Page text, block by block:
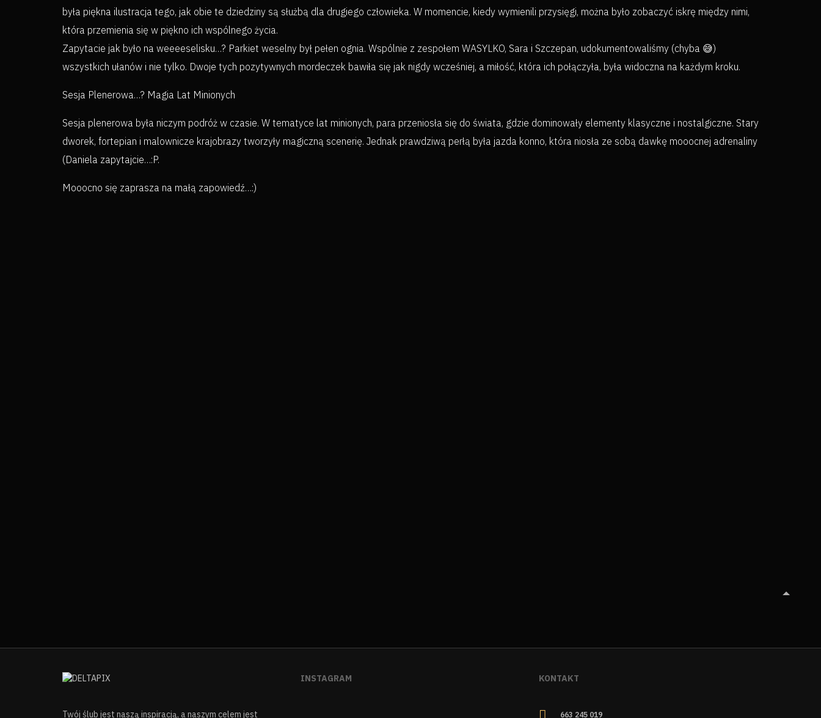
była piękna ilustracja tego, jak obie te dziedziny są służbą dla drugiego człowieka. W momencie, kiedy wymienili przysięgi, można było zobaczyć iskrę między nimi,
która przemienia się w piękno ich wspólnego życia.
Zapytacie jak było na weeeeselisku…? Parkiet weselny był pełen ognia. Wspólnie z zespołem WASYLKO, Sara i Szczepan, udokumentowaliśmy (chyba 😅)
wszystkich ułanów i nie tylko. Dwoje tych pozytywnych mordeczek bawiła się jak nigdy wcześniej, a miłość, która ich połączyła, była widoczna na każdym kroku.
Sesja Plenerowa…? Magia Lat Minionych
Sesja plenerowa była niczym podróż w czasie. W tematyce lat minionych, para przeniosła się do świata, gdzie dominowały elementy klasyczne i nostalgiczne. Stary
dworek, fortepian i malownicze krajobrazy tworzyły magiczną scenerię. Jednak prawdziwą perłą była jazda konno, która niosła ze sobą dawkę mooocnej adrenaliny
(Daniela zapytajcie…:P.
Mooocno się zaprasza na małą zapowiedź…:)
Twój ślub jest naszą inspiracją, a naszym celem jest
INSTAGRAM KONTAKT
663 245 019